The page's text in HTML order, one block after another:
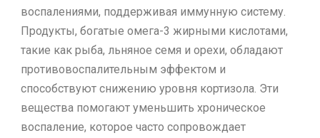
воспалениями, поддерживая иммунную систему.
Продукты, богатые омега-3 жирными кислотами,
такие как рыба, льняное семя и орехи, обладают
противовоспалительным эффектом и
способствуют снижению уровня кортизола. Эти
вещества помогают уменьшить хроническое
воспаление, которое часто сопровождает